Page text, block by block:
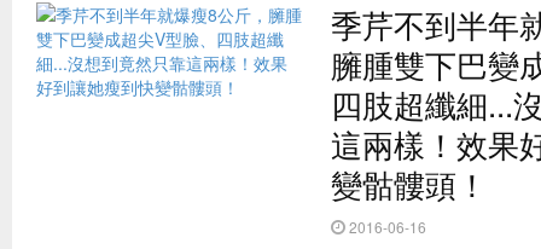
季芹不到半年
臃腫雙下巴變
四肢超纖細...
這兩樣！效果
變骷髏頭！
2016-06-16